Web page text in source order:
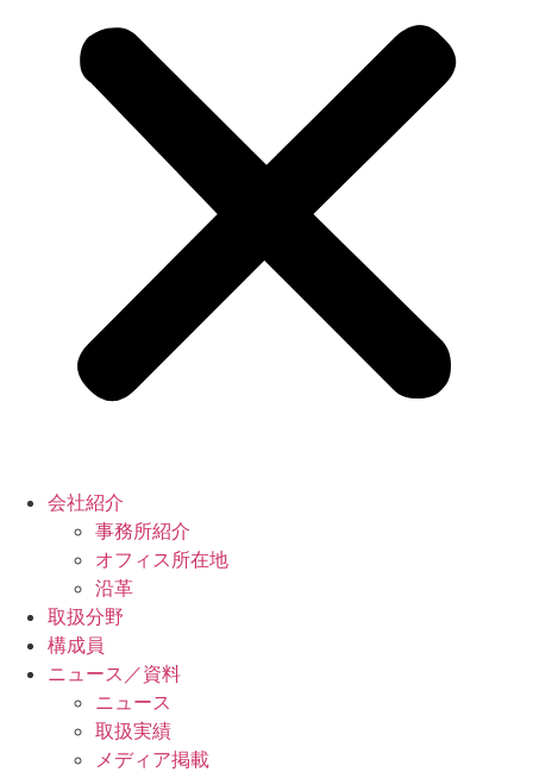
会社紹介
事務所紹介
オフィス所在地
沿革
取扱分野
構成員
ニュース／資料
ニュース
取扱実績
メディア掲載